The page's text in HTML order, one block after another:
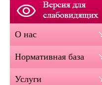
О нас
Нормативная база
Услуги